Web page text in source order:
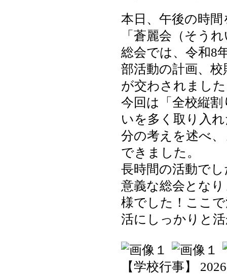
本日、午後の時
「蒼麗会（そう
総会では、令和8
部活動の計画、
が交わされまし
今回は「全校縦
いを多く取り入
分の考えを述べ
できました。
長時間の活動で
意義な総会とな
様でした！ここ
活にしっかりと
【学校行事】